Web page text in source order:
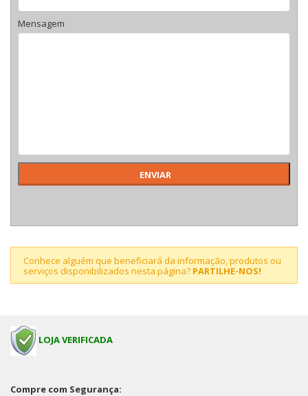
Mensagem
Conhece alguém que beneficiará da informação, produtos ou
serviços disponibilizados nesta página? PARTILHE-NOS!
LOJA VERIFICADA
Compre com Segurança: